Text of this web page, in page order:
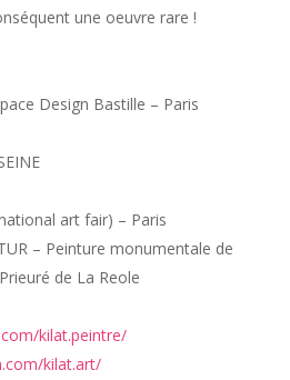
une oeuvre rare !
Design Bastille – Paris
art fair) – Paris
– Peinture monumentale de
de La Reole
kilat.peintre/
kilat.art/